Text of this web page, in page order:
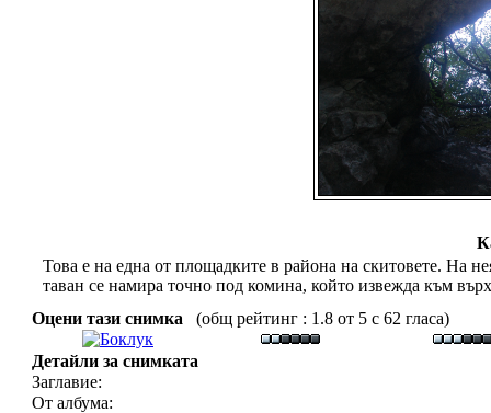
Това е на една от площадките в района на скитовете. На
таван се намира точно под комина, който извежда към
Оцени тази снимка
(общ рейтинг : 1.8 от 5 с 62 гласа)
Детайли за снимката
Заглавие:
От албума: